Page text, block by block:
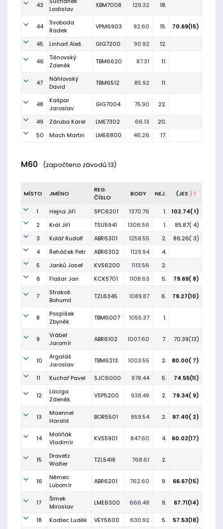
43
Ladislav
XBM7008 129.32 18.
44
Svoboda
Radek
VPM6903 92.60 15. 70.69(15)
45 Linhart Aleš GIG7200 90.92 12.
46
Tišnovský
Zdeněk
TBM6620 87.31 11.
47
Náhlovský
David
TBM6512 85.92 11.
48
Kašpar
Jaroslav
GIG7004 75.90 22.
49 Záruba Karel LME7302 66.13
20.
50
Mach Martin LME6800 46.26 17.
M60 (započteno závodů:13)
MÍSTO JMÉNO
REG.
ČÍSLO
BODY NEJ. (JES ) 1
1 Hejna Jiří SPC6201 1370.76 1.
102.74( 1)
2
Král Jiří TSU5941 1306.56 1.
85.87( 4)
3
Kolář Rudolf ABR6301 1258.55 2.
86.26( 3)
4
Řeháček Petr ABR6302 1129.94
4.
5
Janků Josef KVS6200 1113.56
2.
6
Flašar Jan KCK5701 1108.63 5. 79.69( 8)
7
Strakoš
Bohumil
TZL6345 1089.87 6. 79.27(10)
8
Pospíšek
Zbyněk
TBM6007 1055.37 1.
9
Vrábel
Jaromír
ABR6102 1007.60 7. 70.39(13)
10
Argaláš
Jaroslav
TBM6213 1003.55 2. 80.00( 7)
11 Kuchař Pavel SJC6000 978.44 5. 74.55(11)
12
Laciga
Zdeněk
VSP5200 938.49 2. 79.34( 9)
13
Maennel
Harald
BOR5501 859.54 2. 97.40( 2)
14
Maliňák
Vladimír
KVS5901 847.60 4. 60.02(17)
15
Dravetz
Walter
TZL5418 768.61 2.
16
Němec
Lubomír
ABR6201 762.60 9. 66.67(15)
17
Šimek
Miroslav
LME6300 666.49 9. 67.71(14)
18 Kadlec Luděk VEY5600 630.92 5. 57.53(18)